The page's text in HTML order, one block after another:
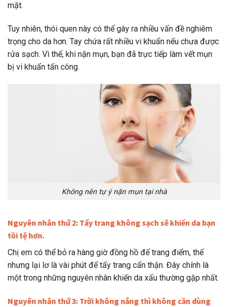
mặt.
Tuy nhiên, thói quen này có thể gây ra nhiều vấn đề nghiêm
trọng cho da hơn. Tay chứa rất nhiều vi khuẩn nếu chưa được
rửa sạch. Vì thế, khi nặn mụn, bạn đã trực tiếp làm vết mụn
bị vi khuẩn tấn công.
Không nên tự ý nặn mụn tại nhà
Nguyên nhân thứ 2: Tẩy trang không sạch sẽ khiến da bạn
tồi tệ hơn.
Chị em có thể bỏ ra hàng giờ đồng hồ để trang điểm, thế
nhưng lại lơ là vài phút để tẩy trang cẩn thận. Đây chính là
một trong những nguyên nhân khiến da xấu thường gặp nhất.
Nguyên nhân thứ 3: Trời không nắng thì không cần dùng